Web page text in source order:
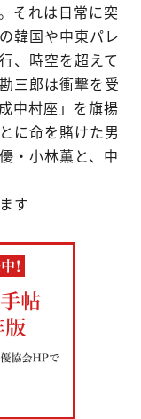
それは日常に突
韓国や中東パレ
、時空を超えて
三郎は衝撃を受
中村座」を旗揚
に命を賭けた男
・小林薫と、中
す